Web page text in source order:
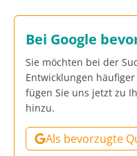
Bei Google
Sie möchten bei der
Entwicklungen
fügen Sie uns jetzt zu
hinzu.
Als bevorzugte